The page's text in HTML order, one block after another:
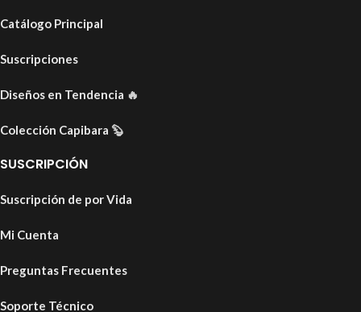
Catálogo Principal
Suscripciones
Diseños en Tendencia 🔥
Colección Capibara 🦫
SUSCRIPCIÓN
Suscripción de por Vida
Mi Cuenta
Preguntas Frecuentes
Soporte Técnico